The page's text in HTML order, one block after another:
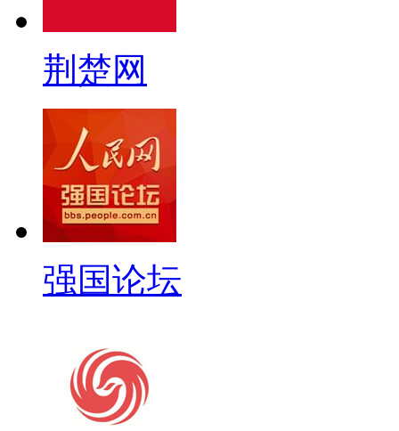
荆楚网
强国论坛